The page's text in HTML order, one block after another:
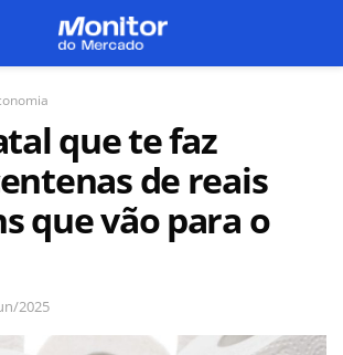
que te faz
de reais
que vão para o
2025